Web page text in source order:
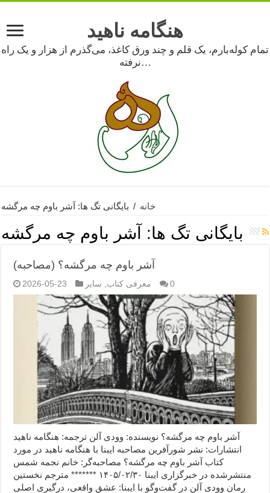
هنگامه ناهید
تمام کوله‌بارم، یک قلم و چند ورق کاغذ، می‌گذرم از هزار و یک راه
نرفته…
خانه / بایگانی تگ ها: آشر باوم چه مرگشه
بایگانی تگ ها: آشر باوم چه مرگشه
آشر باوم چه مرگشه؟ (مصاحبه)
2026-05-23 معرفی کتاب سایر 0
آشر باوم چه مرگشه؟ نویسنده: وودی آلن ترجمه: هنگامه ناهید
انتشارات: نشر شورآفرین مصاحبه ایبنا با هنگامه ناهید در مورد
کتاب آشر باوم چه مرگشه؟ مصاحبه‌گر: خانم نجمه شمس
منتشرشده در خبرگزاری ایبنا ۱۴۰۵/۰۲/۳۰ ******* مترجم نخستین
رمان وودی آلن در گفت‌وگو با ایبنا: عشق واقعی، درگیری اصلی